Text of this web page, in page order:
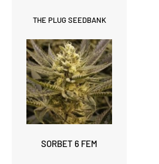
THE PLUG SEEDBANK
SORBET 6 FEM